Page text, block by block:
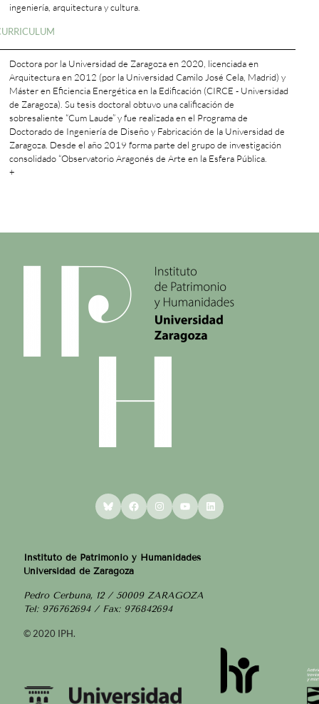
ingeniería, arquitectura y cultura.
Doctora por la Universidad de Zaragoza en 2020, licenciada en
Arquitectura en 2012 (por la Universidad Camilo José Cela, Madrid) y
Máster en Eficiencia Energética en la Edificación (CIRCE - Universidad
de Zaragoza). Su tesis doctoral obtuvo una calificación de
sobresaliente “Cum Laude” y fue realizada en el Programa de
Doctorado de Ingeniería de Diseño y Fabricación de la Universidad de
Zaragoza. Desde el año 2019 forma parte del grupo de investigación
consolidado “Observatorio Aragonés de Arte en la Esfera Pública.
+
BlueskyFacebookInstagram
YouTubeLinkedIn
Instituto de Patrimonio y Humanidades
Universidad de Zaragoza
Pedro Cerbuna, 12 / 50009 ZARAGOZA
Tel: 976762694 / Fax: 976842694
© 2020 IPH.